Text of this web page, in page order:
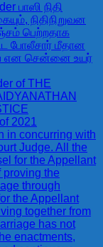
பாஸி நிதி
நிதிநிறுவன
பெற்றதாக
போலீசார் மீதான
என சென்னை உயர்
of THE
2021
in concurring with
Judge. All the
for the Appellant
proving the
through
the Appellant
together from
has not
enactments,